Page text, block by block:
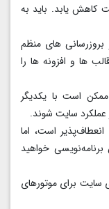
کاهش یابد. باید به
بروزرسانی‌ های منظم
ها و افزونه‌ ها را
است با یکدیگر
سایت شوند.
است، اما
خواهید
سایت برای موتورهای